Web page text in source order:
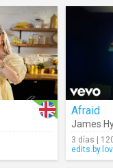
Afraid
James
3 días |